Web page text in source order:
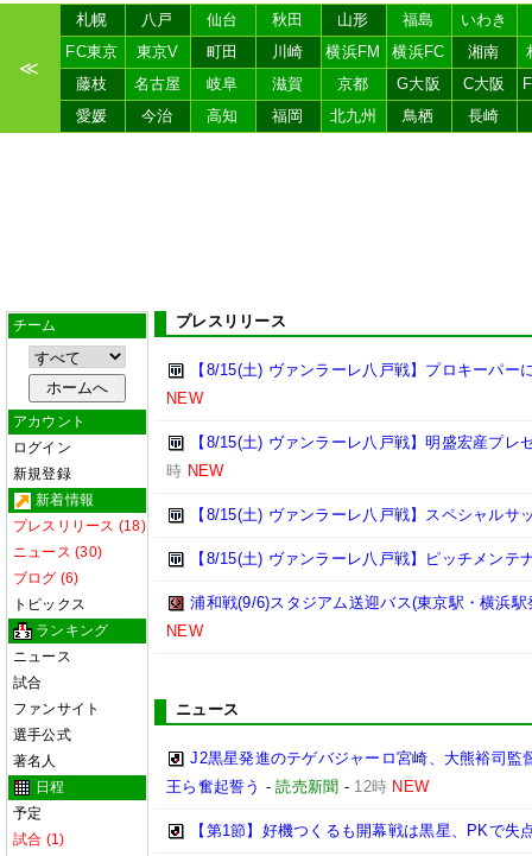
≪
札幌 八戸 仙台 秋田 山形 福島
いわき
FC東京
東京V 町田 川崎 横浜FM 横浜FC 湘南
藤枝
名古屋 岐阜 滋賀 京都 G大阪 C大阪
愛媛
今治 高知 福岡 北九州 鳥栖 長崎
チーム
アカウント
ログイン
新規登録
新着情報
プレスリリース (18)
ニュース (30)
ブログ (6)
トピックス
ランキング
ニュース
試合
ファンサイト
選手公式
著名人
日程
予定
試合 (1)
プレスリリース
【8/15(土) ヴァンラーレ八戸戦】プロキーパー
NEW
【8/15(土) ヴァンラーレ八戸戦】明盛宏産プレ
時 NEW
【8/15(土) ヴァンラーレ八戸戦】スペシャルサ
【8/15(土) ヴァンラーレ八戸戦】ピッチメンテ
浦和戦(9/6)スタジアム送迎バス(東京駅・横浜駅
NEW
ニュース
J2黒星発進のテゲバジャーロ宮崎、大熊裕司
王ら奮起誓う -読売新聞 - 12時 NEW
【第1節】好機つくるも開幕戦は黒星、PKで失